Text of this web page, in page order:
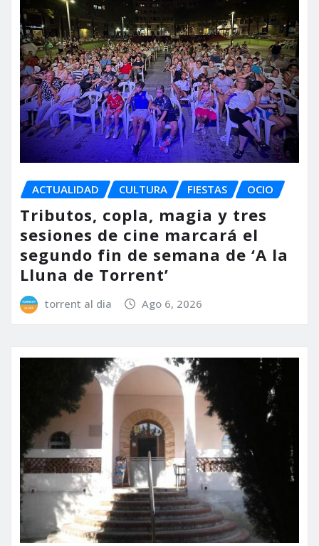
ACTUALIDAD CULTURA FIESTAS OCIO
Tributos, copla, magia y tres
sesiones de cine marcará el
segundo fin de semana de ‘A la
Lluna de Torrent’
torrent al dia Ago 6, 2026